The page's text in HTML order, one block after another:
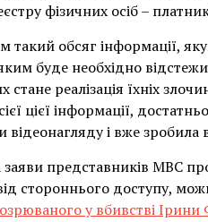
фізичних осіб –
обсяг інформації,
буде необхідно
реалізація їхніх
цієї інформації,
і вже зробила
представників МВС
стороннього доступу,
у вбивстві